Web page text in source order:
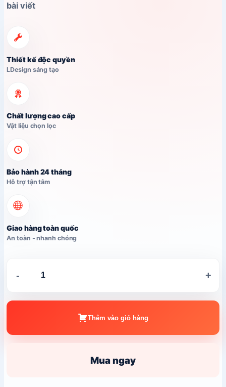
bài viết
Thiết kế độc quyền
LDesign sáng tạo
Chất lượng cao cấp
Vật liệu chọn lọc
Bảo hành 24 tháng
Hỗ trợ tận tâm
Giao hàng toàn quốc
An toàn - nhanh chóng
-
công
+
Thêm vào giỏ hàng
Mua ngay